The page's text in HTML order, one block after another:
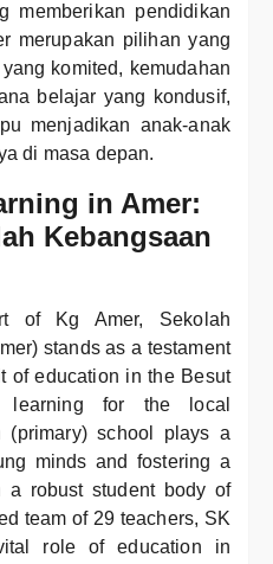
memberikan pendidikan
merupakan pilihan yang
komited, kemudahan
belajar yang kondusif,
menjadikan anak-anak
di masa depan.
in Amer:
Kebangsaan
of Kg Amer, Sekolah
stands as a testament
of education in the Besut
for the local
(primary) school plays a
minds and fostering a
a robust student body of
team of 29 teachers, SK
role of education in